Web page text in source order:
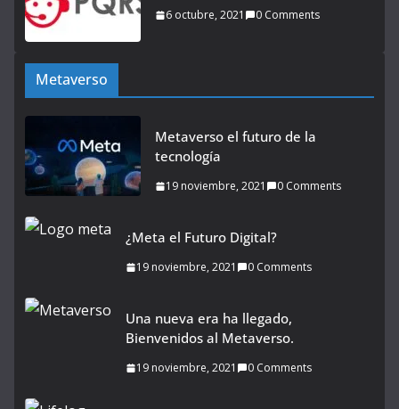
6 octubre, 2021 0 Comments
Metaverso
Metaverso el futuro de la
tecnología
19 noviembre, 2021 0 Comments
¿Meta el Futuro Digital?
19 noviembre, 2021 0 Comments
Una nueva era ha llegado,
Bienvenidos al Metaverso.
19 noviembre, 2021 0 Comments